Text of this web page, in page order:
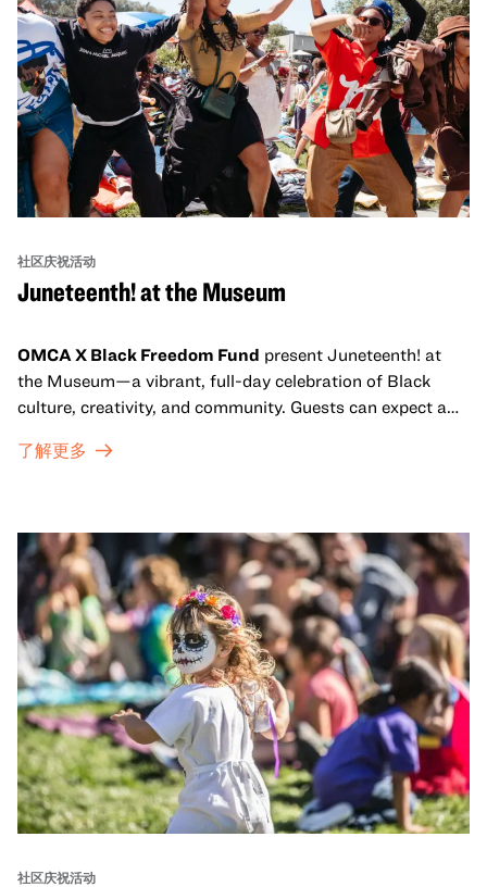
社区庆祝活动
Juneteenth! at the Museum
OMCA X Black Freedom Fund present Juneteenth! at
the Museum—a vibrant, full-day celebration of Black
culture, creativity, and community. Guests can expect a
sets from boundary-pushing artists, delicious offerings
move, make, and connect in celebration of Black culture.
了解更多
社区庆祝活动